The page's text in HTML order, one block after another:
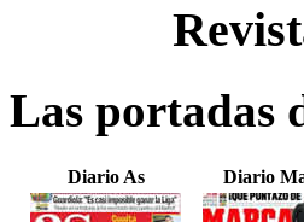
Las portadas
Diario As Diario